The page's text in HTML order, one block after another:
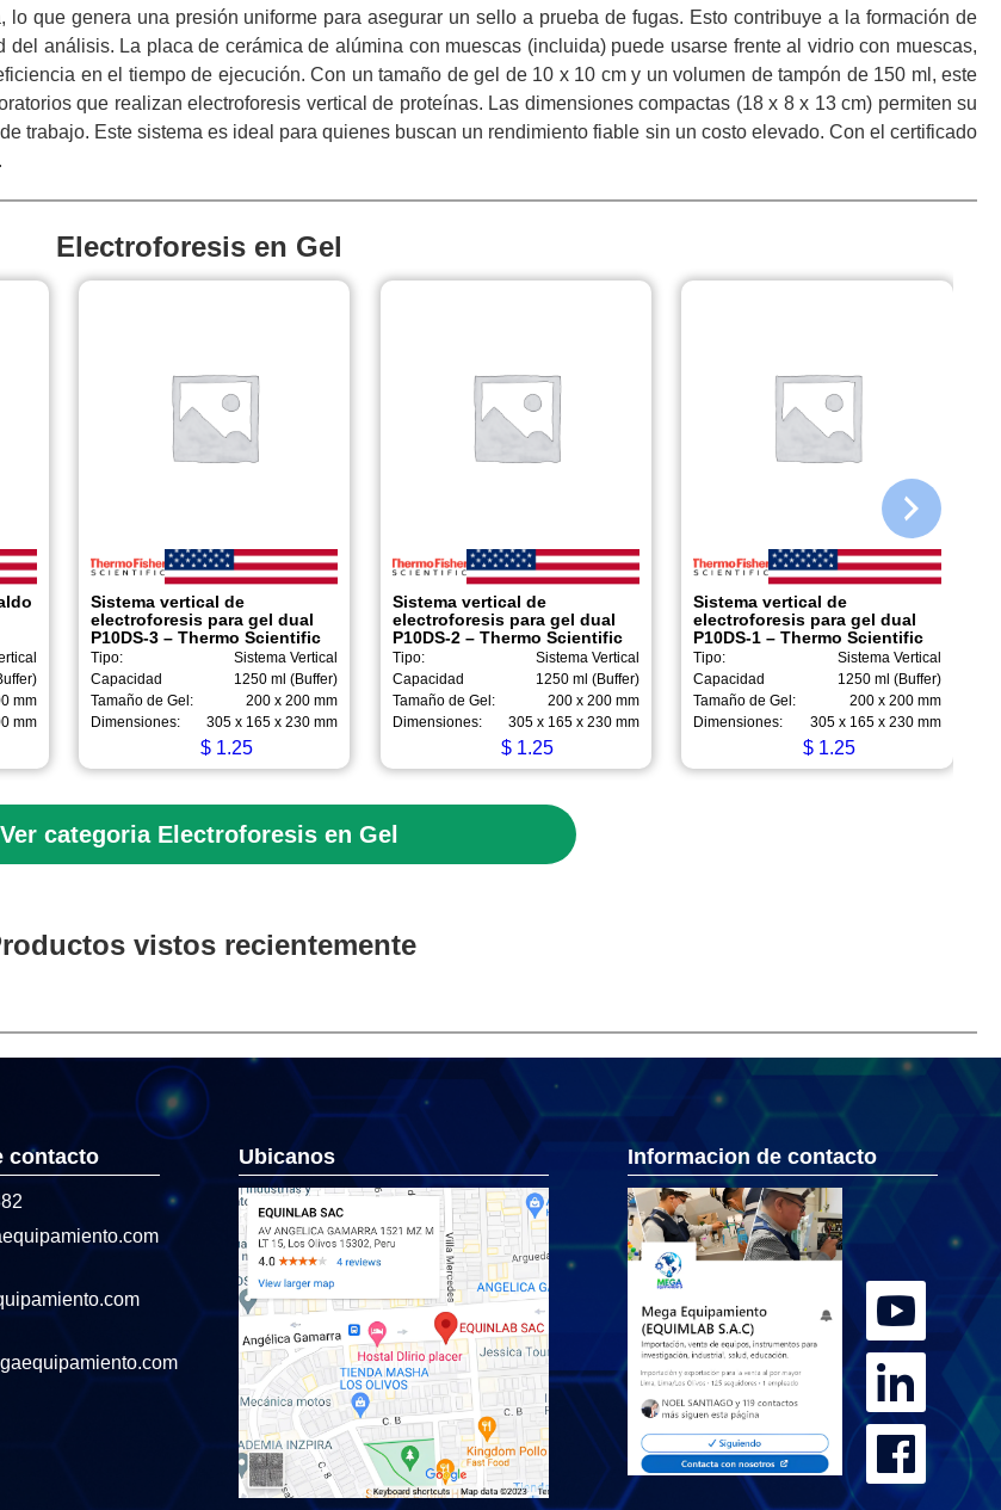
que genera una presión uniforme para asegurar un sello a prueba de fugas. Esto contribuye a la formación de
análisis. La placa de cerámica de alúmina con muescas (incluida) puede usarse frente al vidrio con muescas,
en el tiempo de ejecución. Con un tamaño de gel de 10 x 10 cm y un volumen de tampón de 150 ml, este
que realizan electroforesis vertical de proteínas. Las dimensiones compactas (18 x 8 x 13 cm) permiten su
trabajo. Este sistema es ideal para quienes buscan un rendimiento fiable sin un costo elevado. Con el certificado
Electroforesis en Gel
mm
mm
Sistema vertical de
electroforesis para gel dual
P10DS-3 – Thermo Scientific
Tipo:
Sistema Vertical
Capacidad
1250 ml (Buffer)
Tamaño de Gel:
200 x 200 mm
Dimensiones:
305 x 165 x 230 mm
$1.25
Sistema vertical de
electroforesis para gel dual
P10DS-2 – Thermo Scientific
Tipo:
Sistema Vertical
Capacidad
1250 ml (Buffer)
Tamaño de Gel:
200 x 200 mm
Dimensiones:
305 x 165 x 230 mm
$ 1.25
Sistema vertical de
electroforesis para gel dual
P10DS-1 – Thermo Scientific
Tipo:
Sistema Vertical
Capacidad
1250 ml (Buffer)
Tamaño de Gel:
200 x 200 mm
Dimensiones:
305 x 165 x 230 mm
$ 1.25
Ver categoria Electroforesis en Gel
vistos recientemente
contacto Ubicanos Informacion de contacto